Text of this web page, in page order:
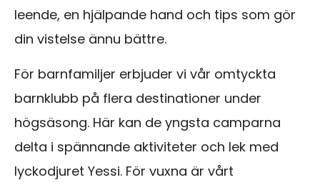
leende, en hjälpande hand och tips som gör
din vistelse ännu bättre.
För barnfamiljer erbjuder vi vår omtyckta
barnklubb på flera destinationer under
högsäsong. Här kan de yngsta camparna
delta i spännande aktiviteter och lek med
lyckodjuret Yessi. För vuxna är vårt